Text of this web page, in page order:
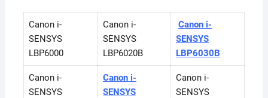
Canon i-
SENSYS
LBP6000
Canon i-
SENSYS
LBP6020B
Canon i-
SENSYS
LBP6030B
Canon i-
SENSYS
Canon i-
SENSYS
Canon i-
SENSYS